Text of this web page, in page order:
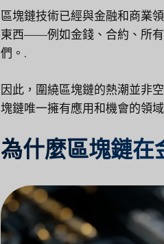
區塊鏈技術已經與金融和商業
東西——例如金錢、合約、所
們。.
因此，圍繞區塊鏈的熱潮並非
塊鏈唯一擁有應用和機會的領
為什麼區塊鏈在